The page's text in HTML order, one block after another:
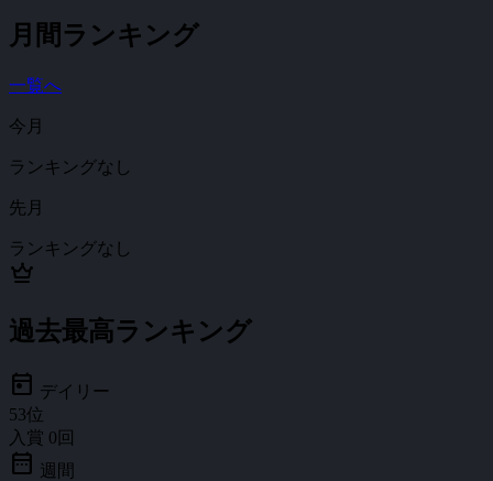
月間ランキング
一覧へ
今月
ランキングなし
先月
ランキングなし
crown
過去最高ランキング
today デイリー
53位
入賞 0 回
date_range 週間